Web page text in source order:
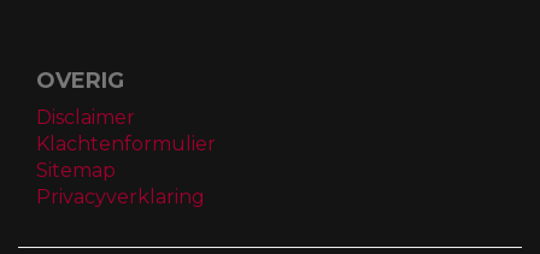
OVERIG
Disclaimer
Klachtenformulier
Sitemap
Privacyverklaring